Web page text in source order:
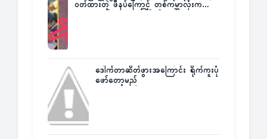
ဝတ်ထားတဲ့ ဖိနပ်ကြောင့် တစ်ကမ္ဘာလုံးက
ဒေါက်တာဆိတ်ဖွားအကြောင်း ရိုက်ကူးပုံ
ဖော်တော့မည်